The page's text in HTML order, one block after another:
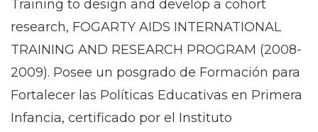
Training to design and develop a cohort
research, FOGARTY AIDS INTERNATIONAL
TRAINING AND RESEARCH PROGRAM (2008-
2009). Posee un posgrado de Formación para
Fortalecer las Políticas Educativas en Primera
Infancia, certificado por el Instituto